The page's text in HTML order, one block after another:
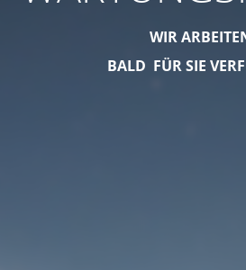
WIR
BALD FÜR SIE